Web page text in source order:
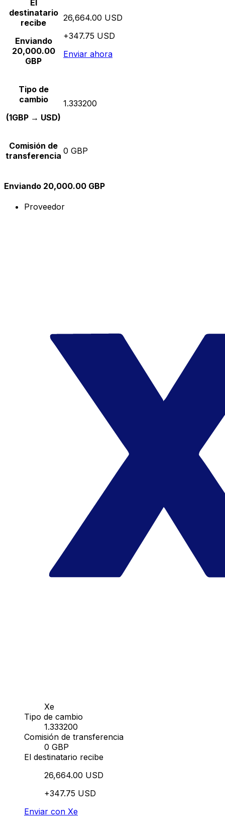
El
destinatario
recibe
Enviando
20,000.00
GBP
26,664.00 USD
+347.75 USD
Enviar ahora
Tipo de
cambio
(1GBP → USD)
1.333200
Comisión de
transferencia 0 GBP
Enviando 20,000.00 GBP
Proveedor
Xe
Tipo de cambio
1.333200
Comisión de transferencia
0 GBP
El destinatario recibe
26,664.00 USD
+347.75 USD
Enviar con Xe